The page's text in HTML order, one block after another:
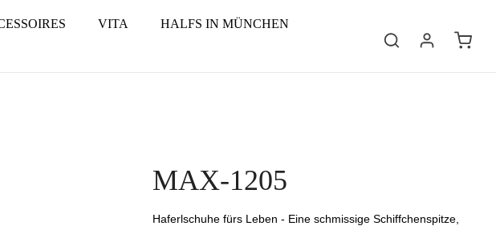
VITA HALFS IN MÜNCHEN
MAX-1205
Haferlschuhe fürs Leben - Eine schmissige Schiffchenspitze,